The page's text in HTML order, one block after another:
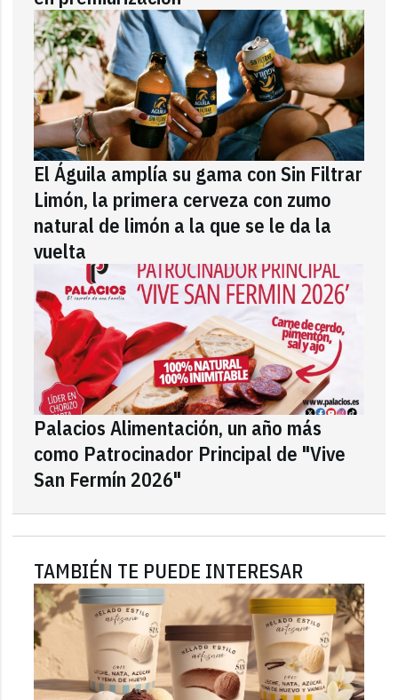
El Águila amplía su gama con Sin Filtrar
Limón, la primera cerveza con zumo
natural de limón a la que se le da la
vuelta
Palacios Alimentación, un año más
como Patrocinador Principal de "Vive
San Fermín 2026"
TAMBIÉN TE PUEDE INTERESAR